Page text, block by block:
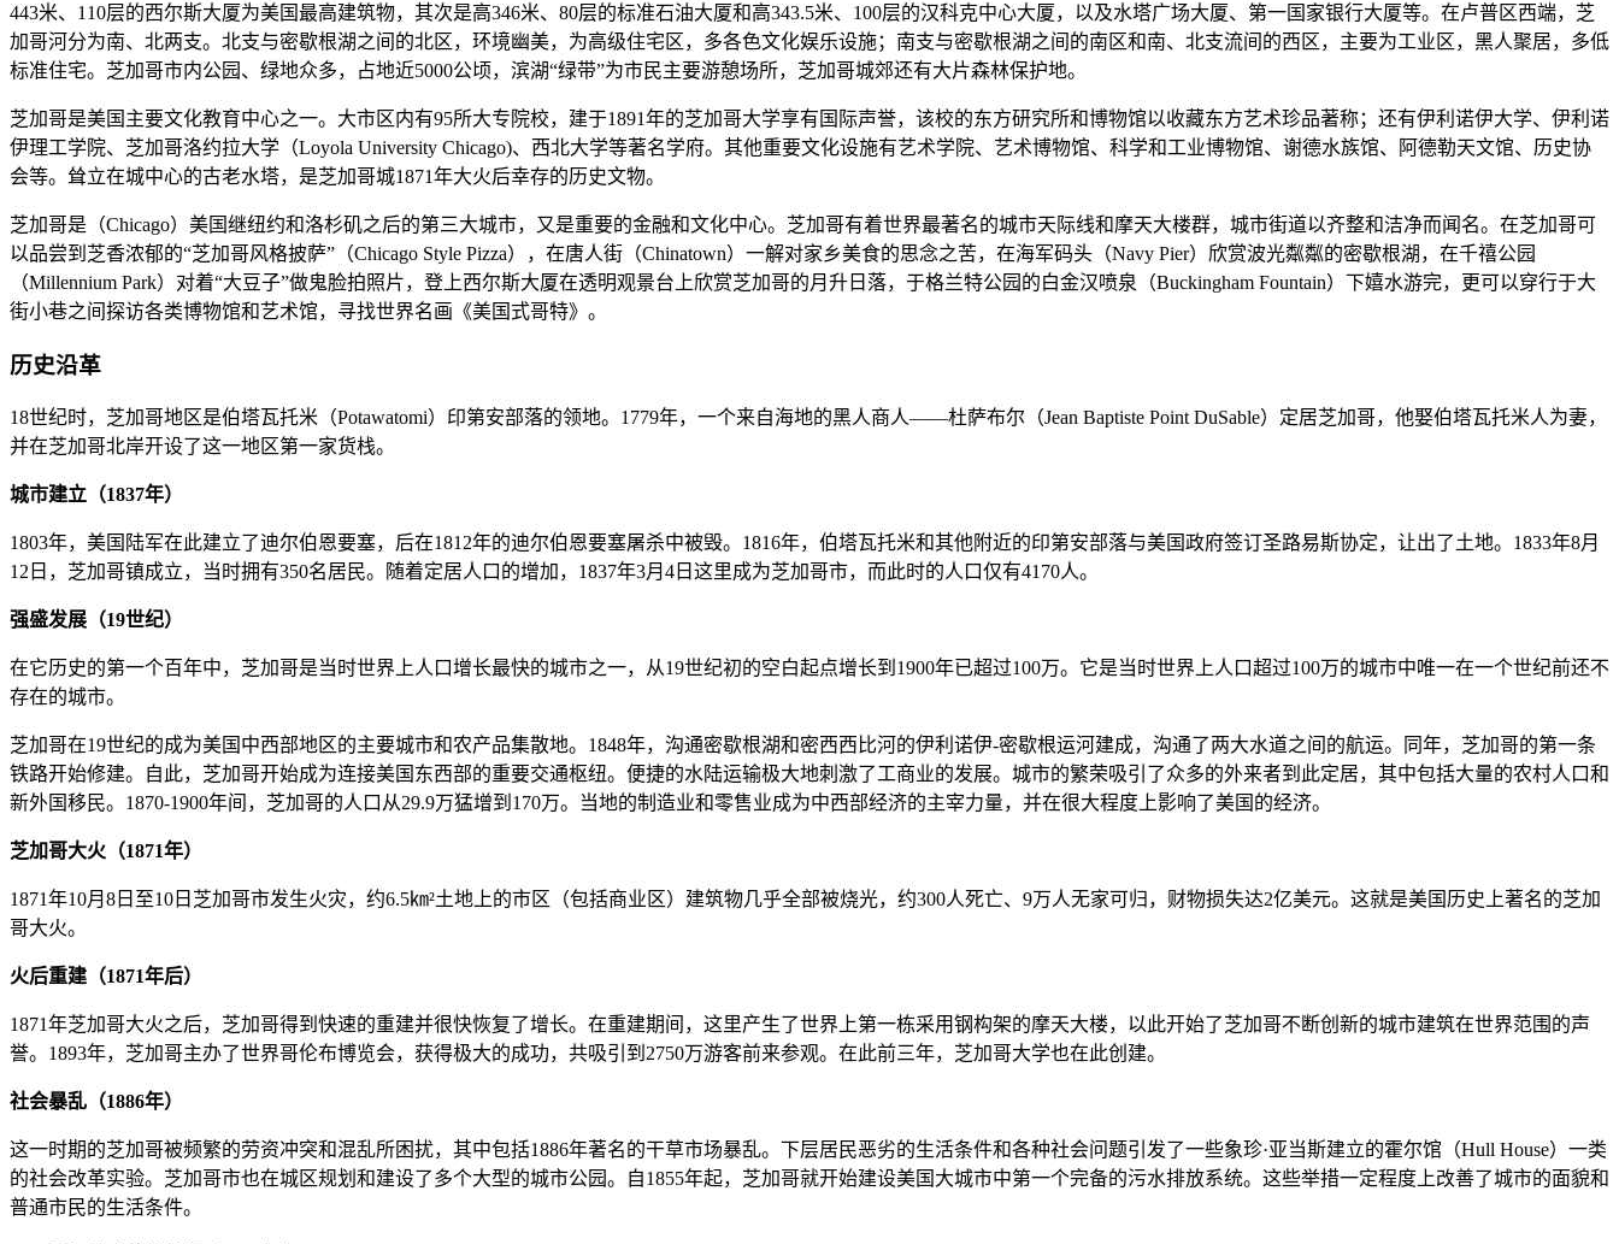
443米、110层的西尔斯大厦为美国最高建筑物，其次是高346米、80层的标准石油大厦和高343.5米、100层的汉科克中心大厦，以及水塔广场大厦、第一国家银行大厦等。在卢普区西端，芝
加哥河分为南、北两支。北支与密歇根湖之间的北区，环境幽美，为高级住宅区，多各色文化娱乐设施；南支与密歇根湖之间的南区和南、北支流间的西区，主要为工业区，黑人聚居，多低
标准住宅。芝加哥市内公园、绿地众多，占地近5000公顷，滨湖“绿带”为市民主要游憩场所，芝加哥城郊还有大片森林保护地。
芝加哥是美国主要文化教育中心之一。大市区内有95所大专院校，建于1891年的芝加哥大学享有国际声誉，该校的东方研究所和博物馆以收藏东方艺术珍品著称；还有伊利诺伊大学、伊利诺
伊理工学院、芝加哥洛约拉大学（Loyola University Chicago)、西北大学等著名学府。其他重要文化设施有艺术学院、艺术博物馆、科学和工业博物馆、谢德水族馆、阿德勒天文馆、历史协
会等。耸立在城中心的古老水塔，是芝加哥城1871年大火后幸存的历史文物。
芝加哥是（Chicago）美国继纽约和洛杉矶之后的第三大城市，又是重要的金融和文化中心。芝加哥有着世界最著名的城市天际线和摩天大楼群，城市街道以齐整和洁净而闻名。在芝加哥可
以品尝到芝香浓郁的“芝加哥风格披萨”（Chicago Style Pizza），在唐人街（Chinatown）一解对家乡美食的思念之苦，在海军码头（Navy Pier）欣赏波光粼粼的密歇根湖，在千禧公园
（Millennium Park）对着“大豆子”做鬼脸拍照片，登上西尔斯大厦在透明观景台上欣赏芝加哥的月升日落，于格兰特公园的白金汉喷泉（Buckingham Fountain）下嬉水游完，更可以穿行于大
街小巷之间探访各类博物馆和艺术馆，寻找世界名画《美国式哥特》。
历史沿革
18世纪时，芝加哥地区是伯塔瓦托米（Potawatomi）印第安部落的领地。1779年，一个来自海地的黑人商人——杜萨布尔（Jean Baptiste Point DuSable）定居芝加哥，他娶伯塔瓦托米人为妻，
并在芝加哥北岸开设了这一地区第一家货栈。
城市建立（1837年）
1803年，美国陆军在此建立了迪尔伯恩要塞，后在1812年的迪尔伯恩要塞屠杀中被毁。1816年，伯塔瓦托米和其他附近的印第安部落与美国政府签订圣路易斯协定，让出了土地。1833年8月
12日，芝加哥镇成立，当时拥有350名居民。随着定居人口的增加，1837年3月4日这里成为芝加哥市，而此时的人口仅有4170人。
强盛发展（19世纪）
在它历史的第一个百年中，芝加哥是当时世界上人口增长最快的城市之一，从19世纪初的空白起点增长到1900年已超过100万。它是当时世界上人口超过100万的城市中唯一在一个世纪前还不
存在的城市。
芝加哥在19世纪的成为美国中西部地区的主要城市和农产品集散地。1848年，沟通密歇根湖和密西西比河的伊利诺伊-密歇根运河建成，沟通了两大水道之间的航运。同年，芝加哥的第一条
铁路开始修建。自此，芝加哥开始成为连接美国东西部的重要交通枢纽。便捷的水陆运输极大地刺激了工商业的发展。城市的繁荣吸引了众多的外来者到此定居，其中包括大量的农村人口和
新外国移民。1870-1900年间，芝加哥的人口从29.9万猛增到170万。当地的制造业和零售业成为中西部经济的主宰力量，并在很大程度上影响了美国的经济。
芝加哥大火（1871年）
1871年10月8日至10日芝加哥市发生火灾，约6.5㎞²土地上的市区（包括商业区）建筑物几乎全部被烧光，约300人死亡、9万人无家可归，财物损失达2亿美元。这就是美国历史上著名的芝加
哥大火。
火后重建（1871年后）
1871年芝加哥大火之后，芝加哥得到快速的重建并很快恢复了增长。在重建期间，这里产生了世界上第一栋采用钢构架的摩天大楼，以此开始了芝加哥不断创新的城市建筑在世界范围的声
誉。1893年，芝加哥主办了世界哥伦布博览会，获得极大的成功，共吸引到2750万游客前来参观。在此前三年，芝加哥大学也在此创建。
社会暴乱（1886年）
这一时期的芝加哥被频繁的劳资冲突和混乱所困扰，其中包括1886年著名的干草市场暴乱。下层居民恶劣的生活条件和各种社会问题引发了一些象珍·亚当斯建立的霍尔馆（Hull House）一类
的社会改革实验。芝加哥市也在城区规划和建设了多个大型的城市公园。自1855年起，芝加哥就开始建设美国大城市中第一个完备的污水排放系统。这些举措一定程度上改善了城市的面貌和
普通市民的生活条件。